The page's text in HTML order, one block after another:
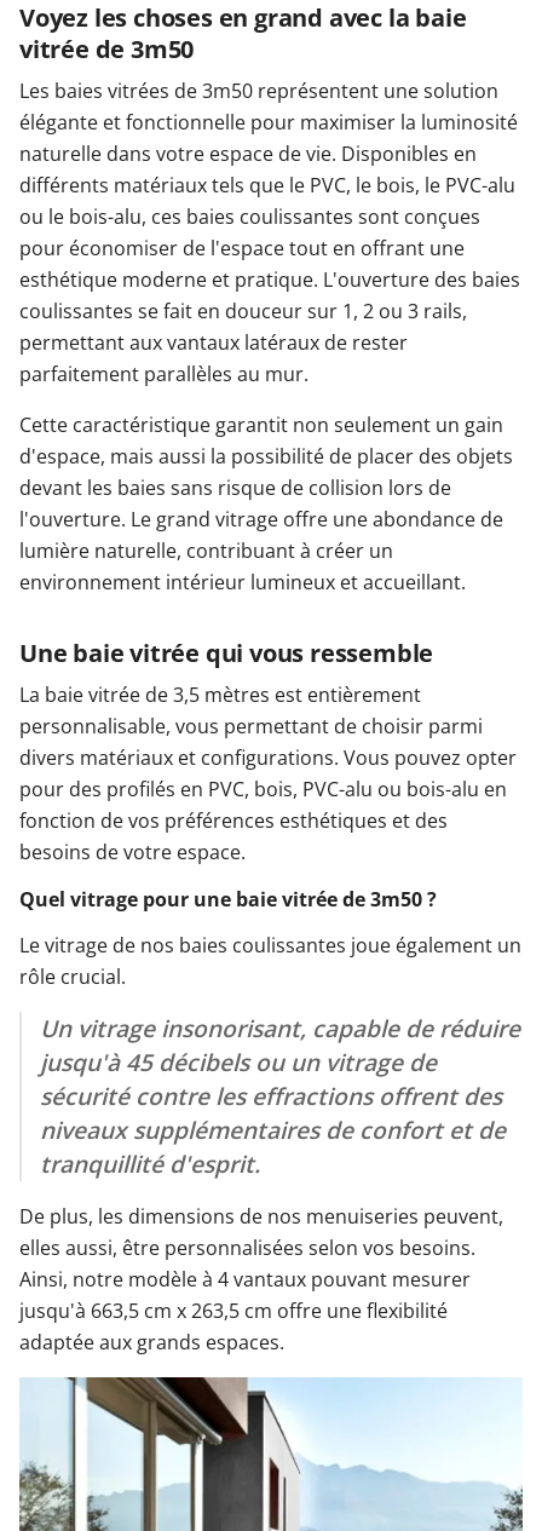
Voyez les choses en grand avec la baie
vitrée de 3m50
Les baies vitrées de 3m50 représentent une solution
élégante et fonctionnelle pour maximiser la luminosité
naturelle dans votre espace de vie. Disponibles en
différents matériaux tels que le PVC, le bois, le PVC-alu
ou le bois-alu, ces baies coulissantes sont conçues
pour économiser de l'espace tout en offrant une
esthétique moderne et pratique. L'ouverture des baies
coulissantes se fait en douceur sur 1, 2 ou 3 rails,
permettant aux vantaux latéraux de rester
parfaitement parallèles au mur.
Cette caractéristique garantit non seulement un gain
d'espace, mais aussi la possibilité de placer des objets
devant les baies sans risque de collision lors de
l'ouverture. Le grand vitrage offre une abondance de
lumière naturelle, contribuant à créer un
environnement intérieur lumineux et accueillant.
Une baie vitrée qui vous ressemble
La baie vitrée de 3,5 mètres est entièrement
personnalisable, vous permettant de choisir parmi
divers matériaux et configurations. Vous pouvez opter
pour des profilés en PVC, bois, PVC-alu ou bois-alu en
fonction de vos préférences esthétiques et des
besoins de votre espace.
Quel vitrage pour une baie vitrée de 3m50 ?
Le vitrage de nos baies coulissantes joue également un
rôle crucial.
Un vitrage insonorisant, capable de réduire
jusqu'à 45 décibels ou un vitrage de
sécurité contre les effractions offrent des
niveaux supplémentaires de confort et de
tranquillité d'esprit.
De plus, les dimensions de nos menuiseries peuvent,
elles aussi, être personnalisées selon vos besoins.
Ainsi, notre modèle à 4 vantaux pouvant mesurer
jusqu'à 663,5 cm x 263,5 cm offre une flexibilité
adaptée aux grands espaces.